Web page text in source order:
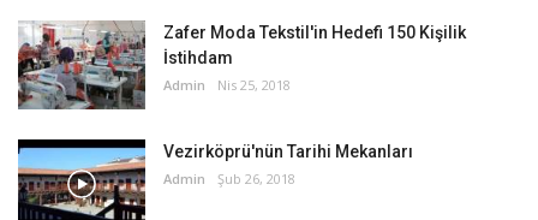
Zafer Moda Tekstil'in Hedefi 150 Kişilik
İstihdam
Admin Nis 25, 2018
Vezirköprü'nün Tarihi Mekanları
Admin Şub 26, 2018